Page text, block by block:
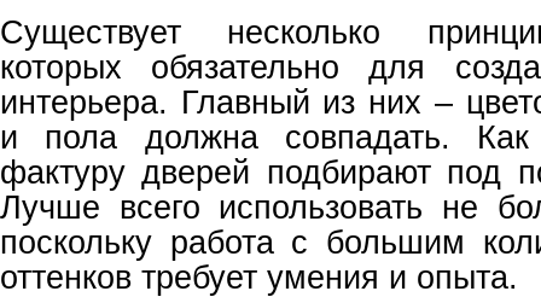
Существует несколько
которых обязательно для
интерьера. Главный из них –
и пола должна совпадать.
фактуру дверей подбирают под
Лучше всего использовать не
поскольку работа с большим
оттенков требует умения и опыта.